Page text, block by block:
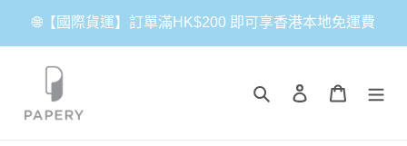
內
🌐【國際貨運】訂單滿HK$200 即可享香港本地免運費
搜尋 登入 購物車